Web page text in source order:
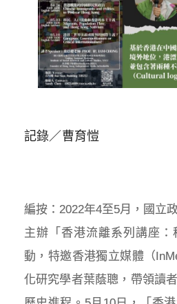
記錄／曹育愷
編按：2022年4至5月，國立
主辦「香港流離系列講座
動，特邀香港獨立媒體（
化研究學者葉蔭聰，帶領讀